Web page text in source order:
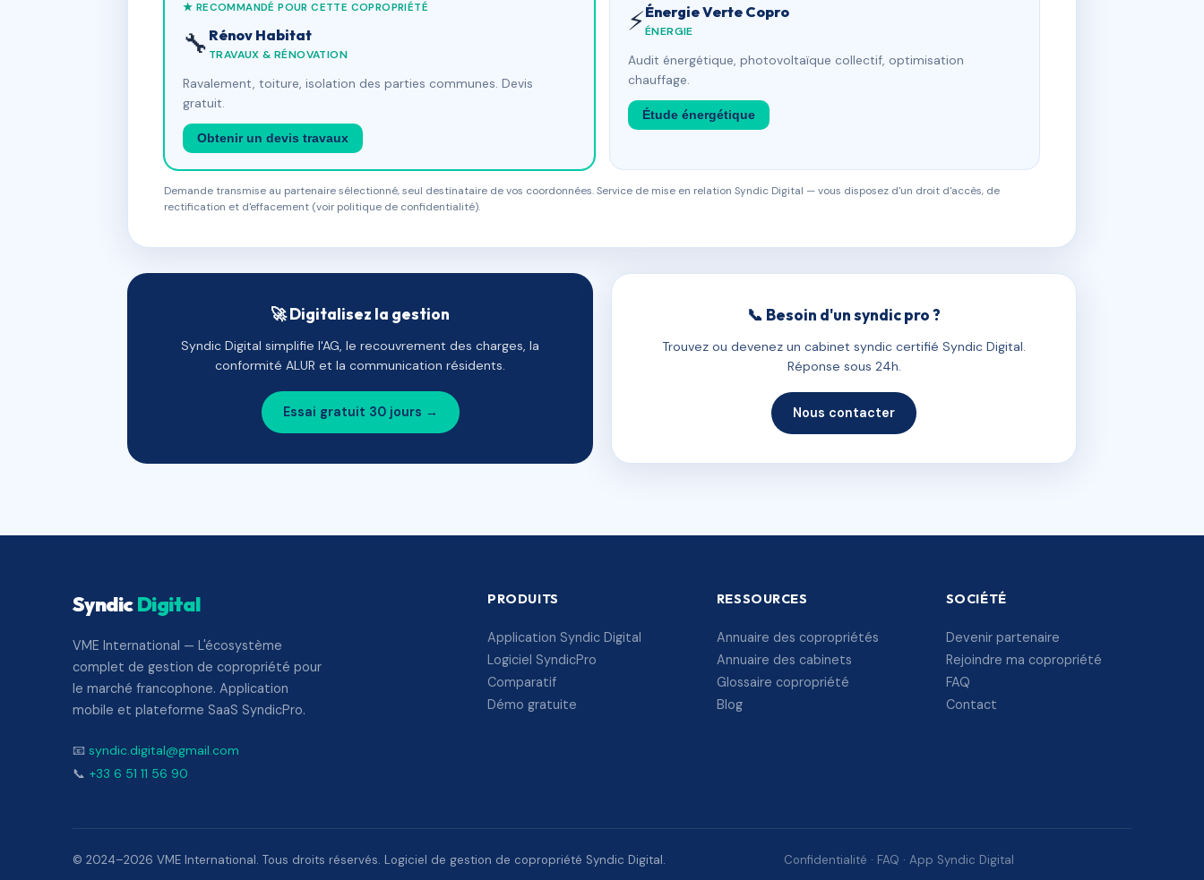
★ RECOMMANDÉ POUR CETTE COPROPRIÉTÉ
🔧 Rénov Habitat
TRAVAUX & RÉNOVATION
Ravalement, toiture, isolation des parties communes. Devis
gratuit.
Obtenir un devis travaux
⚡Énergie Verte Copro
ÉNERGIE
Audit énergétique, photovoltaïque collectif, optimisation
chauffage.
Étude énergétique
Demande transmise au partenaire sélectionné, seul destinataire de vos coordonnées. Service de mise en relation Syndic Digital — vous disposez d'un droit d'accès, de
rectification et d'effacement (voir politique de confidentialité).
🚀 Digitalisez la gestion
Syndic Digital simplifie l'AG, le recouvrement des charges, la
conformité ALUR et la communication résidents.
Essai gratuit 30 jours →
📞 Besoin d'un syndic pro ?
Trouvez ou devenez un cabinet syndic certifié Syndic Digital.
Réponse sous 24h.
Nous contacter
SyndicDigital
VME International — L'écosystème
complet de gestion de copropriété pour
le marché francophone. Application
mobile et plateforme SaaS SyndicPro.
📧 syndic.digital@gmail.com
📞 +33 6 51 11 56 90
PRODUITS
Application Syndic Digital
Logiciel SyndicPro
Comparatif
Démo gratuite
RESSOURCES
Annuaire des copropriétés
Annuaire des cabinets
Glossaire copropriété
Blog
SOCIÉTÉ
Devenir partenaire
Rejoindre ma copropriété
FAQ
Contact
© 2024–2026 VME International. Tous droits réservés. Logiciel de gestion de copropriété Syndic Digital. Confidentialité · FAQ · App Syndic Digital